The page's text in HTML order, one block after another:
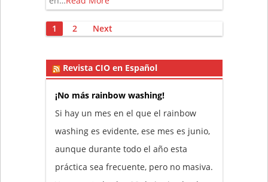
Posts
1 2 Next
Revista CIO en Español
¡No más rainbow washing!
Si hay un mes en el que el rainbow
washing es evidente, ese mes es junio,
aunque durante todo el año esta
práctica sea frecuente, pero no masiva.